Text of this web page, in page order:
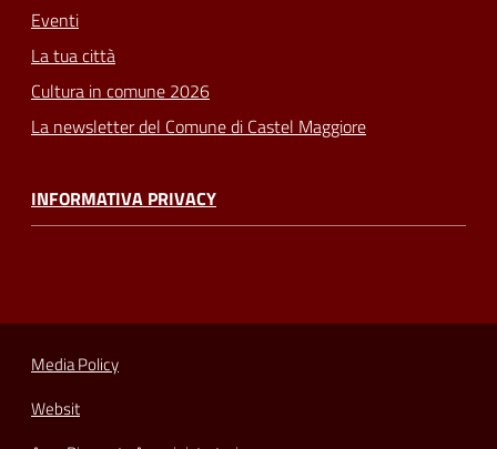
Eventi
La tua città
Cultura in comune 2026
La newsletter del Comune di Castel Maggiore
INFORMATIVA PRIVACY
Media Policy
Websit